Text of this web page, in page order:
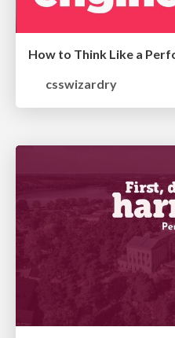
How to Think Like a
csswizardry